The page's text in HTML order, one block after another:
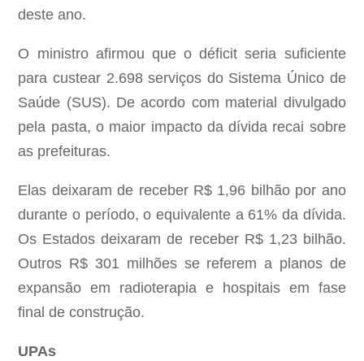
deste ano.
O ministro afirmou que o déficit seria suficiente
para custear 2.698 serviços do Sistema Único de
Saúde (SUS). De acordo com material divulgado
pela pasta, o maior impacto da dívida recai sobre
as prefeituras.
Elas deixaram de receber R$ 1,96 bilhão por ano
durante o período, o equivalente a 61% da dívida.
Os Estados deixaram de receber R$ 1,23 bilhão.
Outros R$ 301 milhões se referem a planos de
expansão em radioterapia e hospitais em fase
final de construção.
UPAs